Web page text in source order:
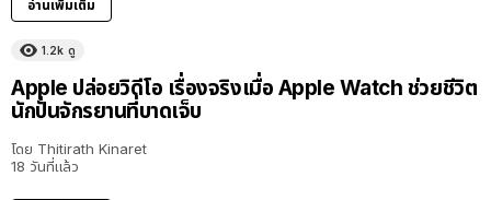
อ่านเพิ่มเติม
1.2k ดู
Apple ปล่อยวิดีโอ เรื่องจริงเมื่อ Apple Watch ช่วยชีวิต
นักปั่นจักรยานที่บาดเจ็บ
โดย Thitirath Kinaret
18 วันที่แล้ว